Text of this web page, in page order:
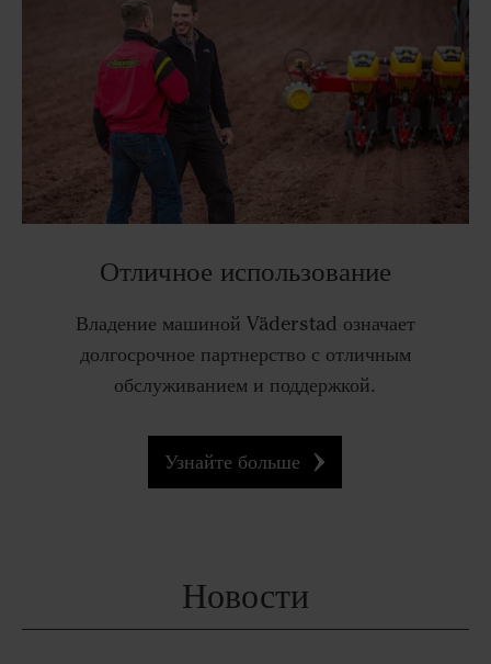
Отличное использование
Владение машиной Väderstad означает
долгосрочное партнерство с отличным
обслуживанием и поддержкой.
Узнайте больше
Новости